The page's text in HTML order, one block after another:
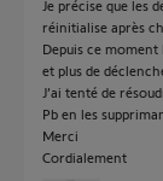
Je précise que les
réinitialise après
Depuis ce moment
et plus de
J’ai tenté de
Pb en les
Merci
Cordialement